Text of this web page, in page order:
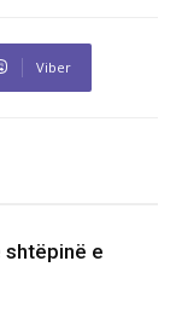
Viber
shtëpinë e